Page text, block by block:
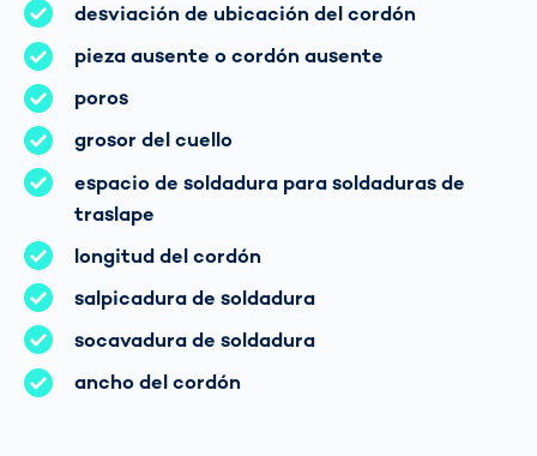
desviación de ubicación del cordón
pieza ausente o cordón ausente
poros
grosor del cuello
espacio de soldadura para soldaduras de
traslape
longitud del cordón
salpicadura de soldadura
socavadura de soldadura
ancho del cordón